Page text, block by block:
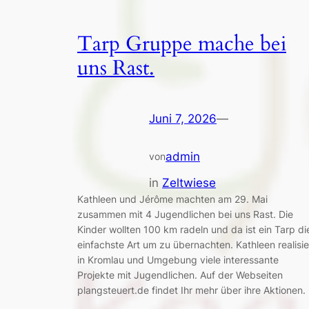
Tarp Gruppe mache bei
uns Rast.
Juni 7, 2026—
vonadmin
in Zeltwiese
Kathleen und Jérôme machten am 29. Mai
zusammen mit 4 Jugendlichen bei uns Rast. Die
Kinder wollten 100 km radeln und da ist ein Tarp
einfachste Art um zu übernachten. Kathleen
in Kromlau und Umgebung viele interessante
Projekte mit Jugendlichen. Auf der Webseiten
plangsteuert.de findet Ihr mehr über ihre Aktionen.